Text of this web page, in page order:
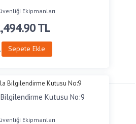
Ekipmanları
TL
Sepete Ekle
Kutusu No:9
Ekipmanları